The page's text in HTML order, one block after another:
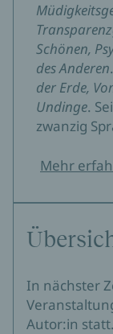
Schönen,
des Anderen
der Erde,
Undinge.
zwanzig
Mehr
In nächster
Autor:in statt.